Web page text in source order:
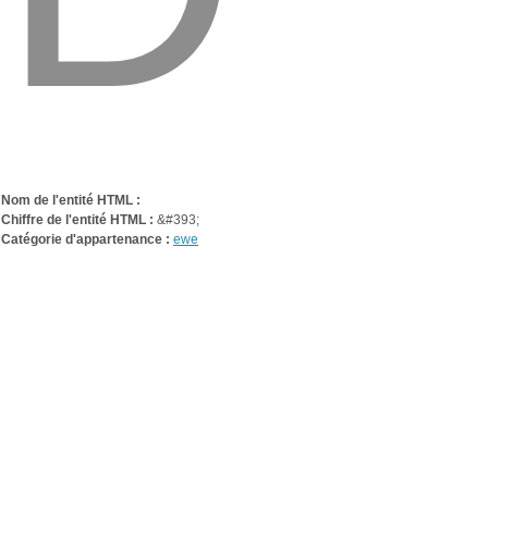
Nom de l'entité HTML :
Chiffre de l'entité HTML : &#393;
Catégorie d'appartenance : ewe